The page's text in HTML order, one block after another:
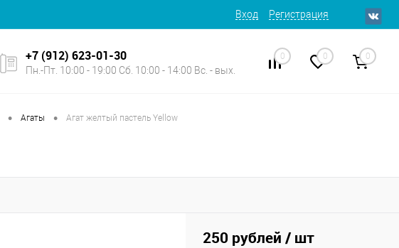
Вход Регистрация
+7 (912) 623-01-30
Пн.-Пт. 10:00 - 19:00 Сб. 10:00 - 14:00 Вс. - вых.
0 0 0
• Агаты • Агат желтый пастель Yellow
250 рублей / шт